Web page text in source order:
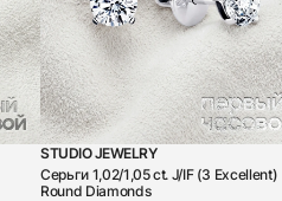
STUDIO JEWELRY
Серьги 1,02/1,05 ct. J/IF (3 Excellent)
Round Diamonds